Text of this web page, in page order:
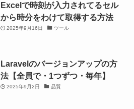
Excelで時刻が入力されてるセル
から時分をわけて取得する方法
2025年9月16日 ツール
Laravelのバージョンアップの方
法【全員で・1つずつ・毎年】
2025年9月2日 品質